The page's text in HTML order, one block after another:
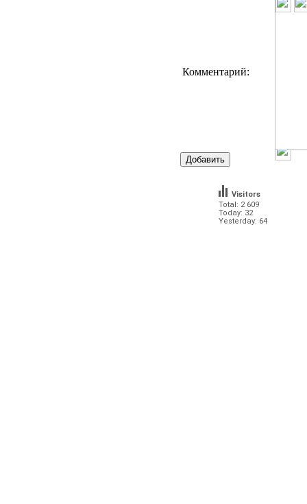
Комментарий:
Total: 2 609
Today: 32
Yesterday: 64
Visitors